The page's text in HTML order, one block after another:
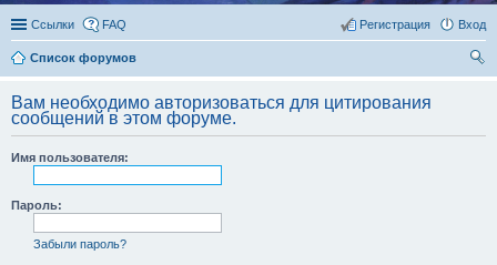
Ссылки FAQ Вход
Регистрация
Список форумов
Вам необходимо авторизоваться для цитирования
сообщений в этом форуме.
Имя пользователя:
Пароль:
Забыли пароль?